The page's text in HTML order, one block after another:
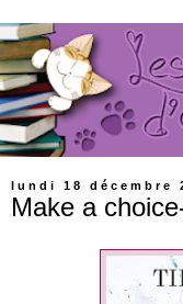
lundi 18 décembre
Make a